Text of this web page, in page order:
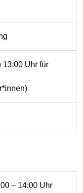
13:00 Uhr für
– 14:00 Uhr